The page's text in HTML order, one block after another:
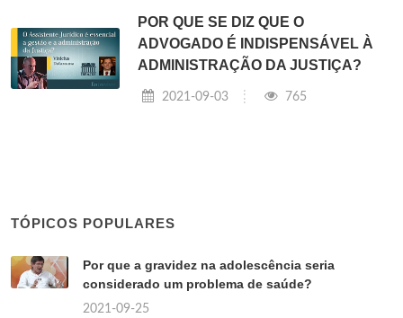
POR QUE SE DIZ QUE O
ADVOGADO É INDISPENSÁVEL À
ADMINISTRAÇÃO DA JUSTIÇA?
2021-09-03 765
TÓPICOS POPULARES
Por que a gravidez na adolescência seria
considerado um problema de saúde?
2021-09-25